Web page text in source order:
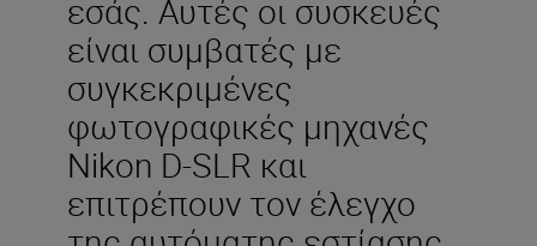
εσάς. Αυτές οι συσκευές
είναι συμβατές με
συγκεκριμένες
φωτογραφικές μηχανές
Nikon D-SLR και
επιτρέπουν τον έλεγχο